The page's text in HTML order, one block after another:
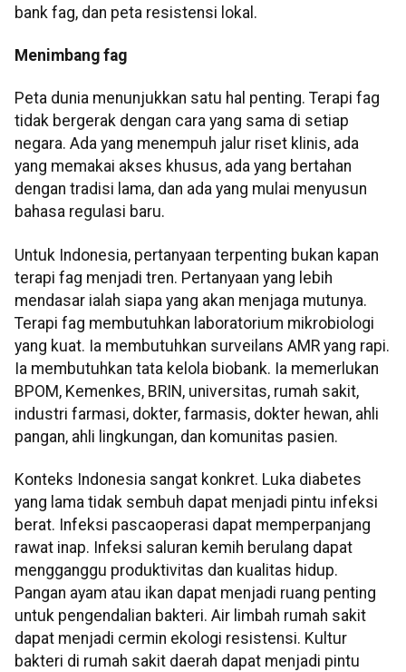
bank fag, dan peta resistensi lokal.
Menimbang fag
Peta dunia menunjukkan satu hal penting. Terapi fag
tidak bergerak dengan cara yang sama di setiap
negara. Ada yang menempuh jalur riset klinis, ada
yang memakai akses khusus, ada yang bertahan
dengan tradisi lama, dan ada yang mulai menyusun
bahasa regulasi baru.
Untuk Indonesia, pertanyaan terpenting bukan kapan
terapi fag menjadi tren. Pertanyaan yang lebih
mendasar ialah siapa yang akan menjaga mutunya.
Terapi fag membutuhkan laboratorium mikrobiologi
yang kuat. Ia membutuhkan surveilans AMR yang rapi.
Ia membutuhkan tata kelola biobank. Ia memerlukan
BPOM, Kemenkes, BRIN, universitas, rumah sakit,
industri farmasi, dokter, farmasis, dokter hewan, ahli
pangan, ahli lingkungan, dan komunitas pasien.
Konteks Indonesia sangat konkret. Luka diabetes
yang lama tidak sembuh dapat menjadi pintu infeksi
berat. Infeksi pascaoperasi dapat memperpanjang
rawat inap. Infeksi saluran kemih berulang dapat
mengganggu produktivitas dan kualitas hidup.
Pangan ayam atau ikan dapat menjadi ruang penting
untuk pengendalian bakteri. Air limbah rumah sakit
dapat menjadi cermin ekologi resistensi. Kultur
bakteri di rumah sakit daerah dapat menjadi pintu